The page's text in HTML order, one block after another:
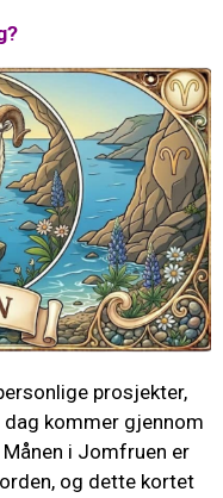
prosjekter,
kommer gjennom
i Jomfruen er
og dette kortet